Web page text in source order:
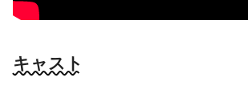
キャスト